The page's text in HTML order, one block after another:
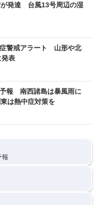
が発達 台風13号周辺の湿
警戒アラート 山形や北
発表
報 南西諸島は暴風雨に
は熱中症対策を
報